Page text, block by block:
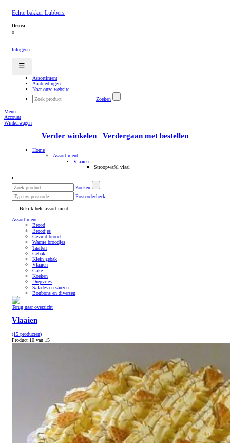
Echte bakker Lubbers
Items:
0
Inloggen
☰
Assortiment
Aanbiedingen
Naar onze website
Zoeken
Menu
Account
Winkelwagen
Verder winkelen Verdergaan met bestellen
Home
Assortiment
Vlaaien
Stroopwafel vlaai
Zoeken
Postcodecheck
Bekijk hele assortiment
Assortiment
Brood
Broodjes
Gevuld brood
Warme broodjes
Taarten
Gebak
Klein gebak
Vlaaien
Cake
Koeken
Diepvries
Salades en sauzen
Bonbons en diversen
Terug naar overzicht
Vlaaien
(15 producten)
Product 10 van 15